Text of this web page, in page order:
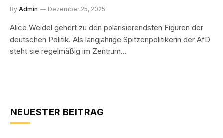
By Admin Dezember 25, 2025
Alice Weidel gehört zu den polarisierendsten Figuren der
deutschen Politik. Als langjährige Spitzenpolitikerin der AfD
steht sie regelmäßig im Zentrum…
NEUESTER BEITRAG